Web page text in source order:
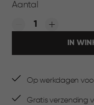
Aantal
Quantity:
IN
Op werkdagen
Gratis verzending